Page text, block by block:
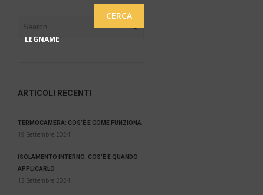
CERCA
LEGNAME
ARTICOLI RECENTI
TERMOCAMERA: COS’È E COME FUNZIONA
19 Settembre 2024
ISOLAMENTO INTERNO: COS’È E QUANDO
APPLICARLO
12 Settembre 2024